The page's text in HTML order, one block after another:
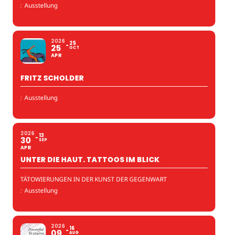
: Ausstellung
2026
25
APR
25
OCT
FRITZ SCHOLDER
: Ausstellung
2026
30
APR
13
SEP
UNTER DIE HAUT. TATTOOS IM BLICK
TÄTOWIERUNGEN IN DER KUNST DER GEGENWART
: Ausstellung
2026 16
AUG